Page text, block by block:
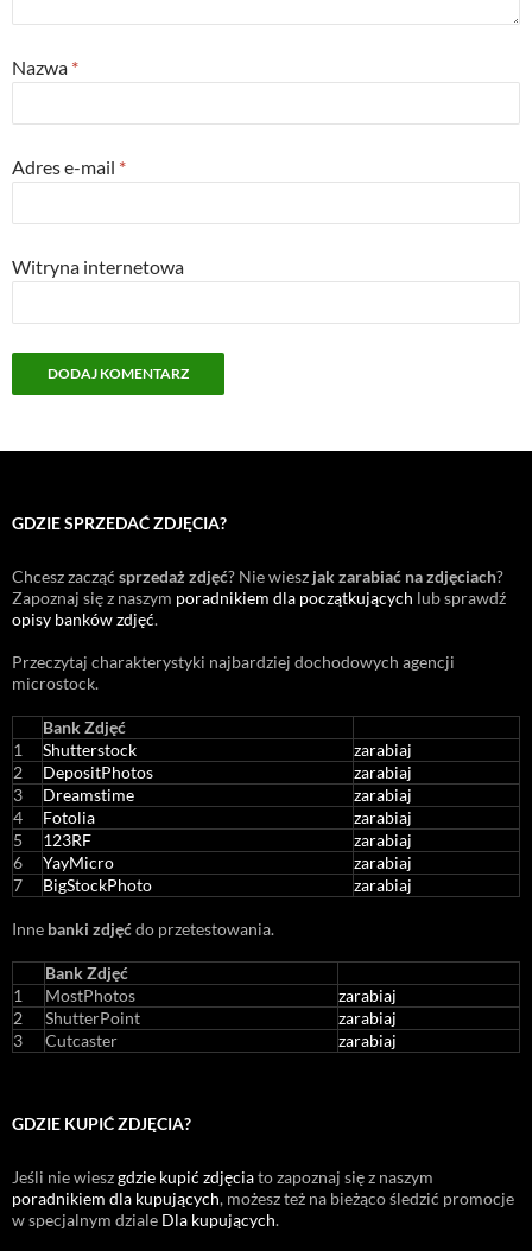
Nazwa *
Adres e-mail *
Witryna internetowa
GDZIE SPRZEDAĆ ZDJĘCIA?
Chcesz zacząć sprzedaż zdjęć? Nie wiesz jak zarabiać na zdjęciach?
Zapoznaj się z naszym poradnikiem dla początkujących lub sprawdź
opisy banków zdjęć.
Przeczytaj charakterystyki najbardziej dochodowych agencji
microstock.
Bank Zdjęć
1
Shutterstock
zarabiaj
2
DepositPhotos
zarabiaj
3
Dreamstime
zarabiaj
4
Fotolia
zarabiaj
5
123RF
zarabiaj
6
YayMicro
zarabiaj
7
BigStockPhoto zarabiaj
Inne banki zdjęćdo przetestowania.
Bank Zdjęć
1
MostPhotos
zarabiaj
2
ShutterPoint
zarabiaj
3
Cutcaster zarabiaj
GDZIE KUPIĆ ZDJĘCIA?
Jeśli nie wieszgdzie kupić zdjęciato zapoznaj się z naszym
poradnikiem dla kupujących, możesz też na bieżąco śledzić promocje
w specjalnym dziale Dla kupujących.